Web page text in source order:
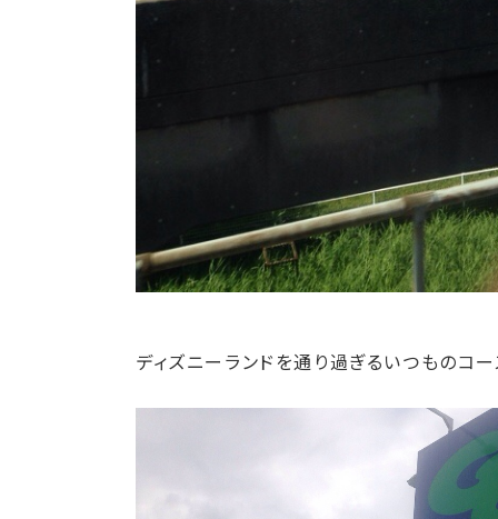
ディズニーランドを通り過ぎるいつものコ